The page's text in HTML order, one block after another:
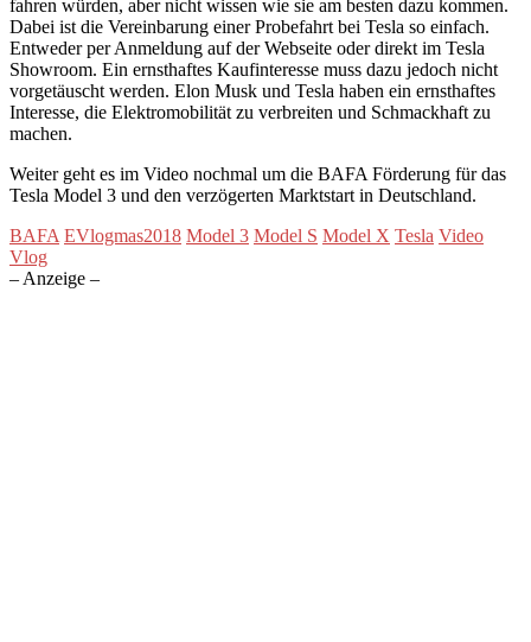
fahren würden, aber nicht wissen wie sie am besten dazu kommen.
Dabei ist die Vereinbarung einer Probefahrt bei Tesla so einfach.
Entweder per Anmeldung auf der Webseite oder direkt im Tesla
Showroom. Ein ernsthaftes Kaufinteresse muss dazu jedoch nicht
vorgetäuscht werden. Elon Musk und Tesla haben ein ernsthaftes
Interesse, die Elektromobilität zu verbreiten und Schmackhaft zu
machen.
Weiter geht es im Video nochmal um die BAFA Förderung für das
Tesla Model 3 und den verzögerten Marktstart in Deutschland.
BAFA EVlogmas2018 Model 3 Model S Model X Tesla Video
Vlog
– Anzeige –